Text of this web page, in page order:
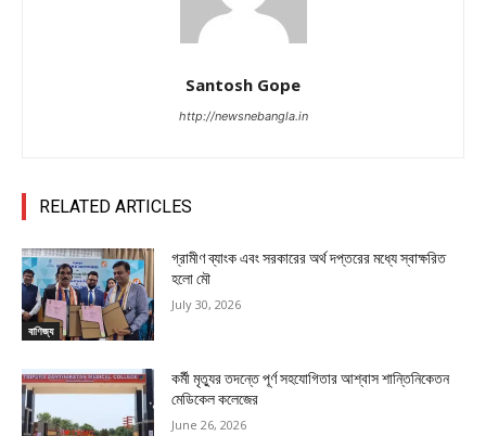
Santosh Gope
http://newsnebangla.in
RELATED ARTICLES
বাণিজ্য
গ্রামীণ ব্যাংক এবং সরকারের অর্থ দপ্তরের মধ্যে স্বাক্ষরিত
হলো মৌ
July 30, 2026
কর্মী মৃত্যুর তদন্তে পূর্ণ সহযোগিতার আশ্বাস শান্তিনিকেতন
মেডিকেল কলেজের
June 26, 2026